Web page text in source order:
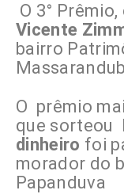
O 3°
Vicente
bairro
O prêmio
que sorteou
dinheiro foi
morador do
Papanduva